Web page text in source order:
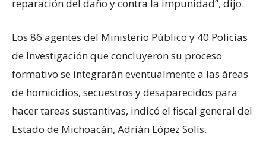
reparación del daño y contra la impunidad”, dijo.
Los 86 agentes del Ministerio Público y 40 Policías
de Investigación que concluyeron su proceso
formativo se integrarán eventualmente a las áreas
de homicidios, secuestros y desaparecidos para
hacer tareas sustantivas, indicó el fiscal general del
Estado de Michoacán, Adrián López Solís.